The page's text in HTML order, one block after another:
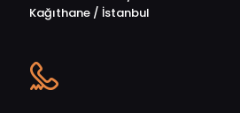
Kağıthane / İstanbul